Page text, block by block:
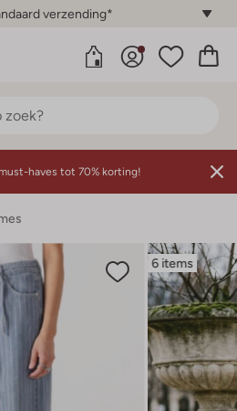
verzending*
haves tot 70% korting!
6 items